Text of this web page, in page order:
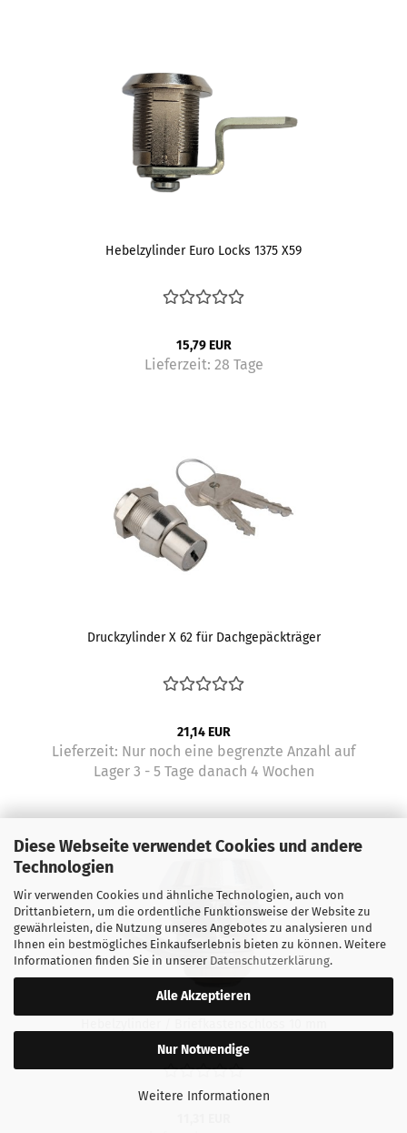
Diese Webseite verwendet Cookies und andere
Technologien
Wir verwenden Cookies und ähnliche Technologien, auch von
Drittanbietern, um die ordentliche Funktionsweise der Website zu
gewährleisten, die Nutzung unseres Angebotes zu analysieren und
Ihnen ein bestmögliches Einkaufserlebnis bieten zu können. Weitere
Informationen finden Sie in unserer Datenschutzerklärung.
Alle Akzeptieren
Nur Notwendige
Weitere Informationen
Hebelzylinder Euro Locks 1375 X59
15,79 EUR
Lieferzeit: 28 Tage
Druckzylinder X 62 für Dachgepäckträger
21,14 EUR
Lieferzeit: Nur noch eine begrenzte Anzahl auf
Lager 3 - 5 Tage danach 4 Wochen